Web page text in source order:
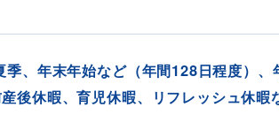
、年末年始など（年間128日程度）、
後休暇、育児休暇、リフレッシュ休暇